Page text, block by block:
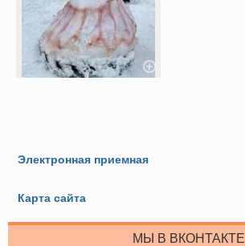
Электронная приемная
Карта сайта
МЫ В ВКОНТАКТЕ